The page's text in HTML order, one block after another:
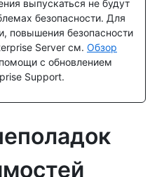
выпускаться не будут
безопасности. Для
повышения безопасности
Server см. Обзор
с обновлением
Support.